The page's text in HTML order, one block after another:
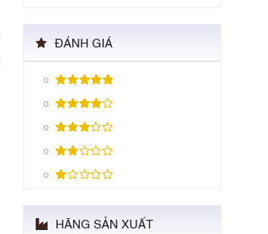
ĐÁNH GIÁ
HÃNG SẢN XUẤT